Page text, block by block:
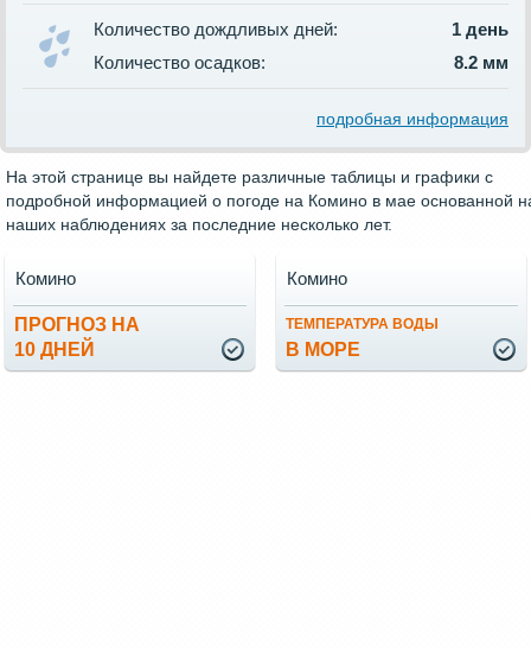
Количество дождливых дней:
1 день
Количество осадков:
8.2 мм
подробная информация
На этой странице вы найдете различные таблицы и графики с
подробной информацией о погоде на Комино в мае основанной
наших наблюдениях за последние несколько лет.
ПРОГНОЗ НА
10 ДНЕЙ
Комино
ТЕМПЕРАТУРА ВОДЫ
В МОРЕ
Комино